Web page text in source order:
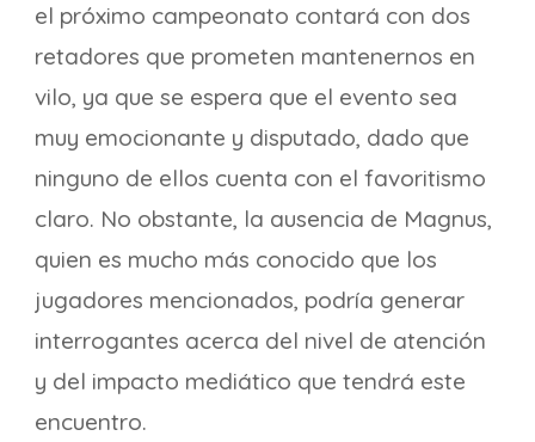
el próximo campeonato contará con dos
retadores que prometen mantenernos en
vilo, ya que se espera que el evento sea
muy emocionante y disputado, dado que
ninguno de ellos cuenta con el favoritismo
claro. No obstante, la ausencia de Magnus,
quien es mucho más conocido que los
jugadores mencionados, podría generar
interrogantes acerca del nivel de atención
y del impacto mediático que tendrá este
encuentro.